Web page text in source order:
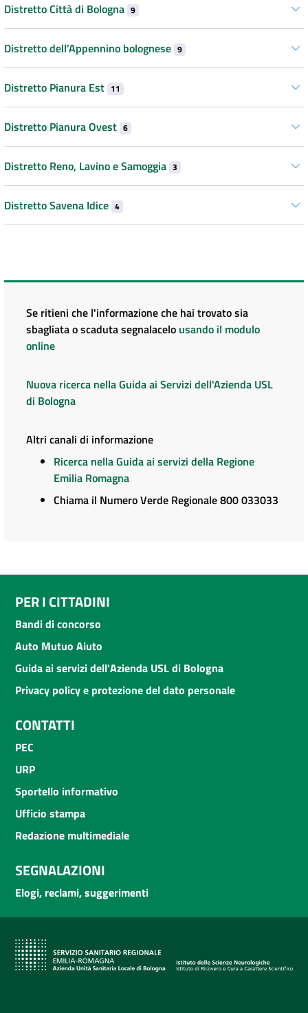
Distretto Città di Bologna 9
Distretto dell’Appennino bolognese 9
Distretto Pianura Est 11
Distretto Pianura Ovest 6
Distretto Reno, Lavino e Samoggia 3
Distretto Savena Idice 4
Se ritieni che l'informazione che hai trovato sia
sbagliata o scaduta segnalacelo usando il modulo
online
Nuova ricerca nella Guida ai Servizi dell'Azienda USL
di Bologna
Altri canali di informazione
Ricerca nella Guida ai servizi della Regione
Emilia Romagna
Chiama il Numero Verde Regionale 800 033033
PER I CITTADINI
Bandi di concorso
Auto Mutuo Aiuto
Guida ai servizi dell'Azienda USL di Bologna
Privacy policy e protezione del dato personale
CONTATTI
PEC
URP
Sportello informativo
Ufficio stampa
Redazione multimediale
SEGNALAZIONI
Elogi, reclami, suggerimenti